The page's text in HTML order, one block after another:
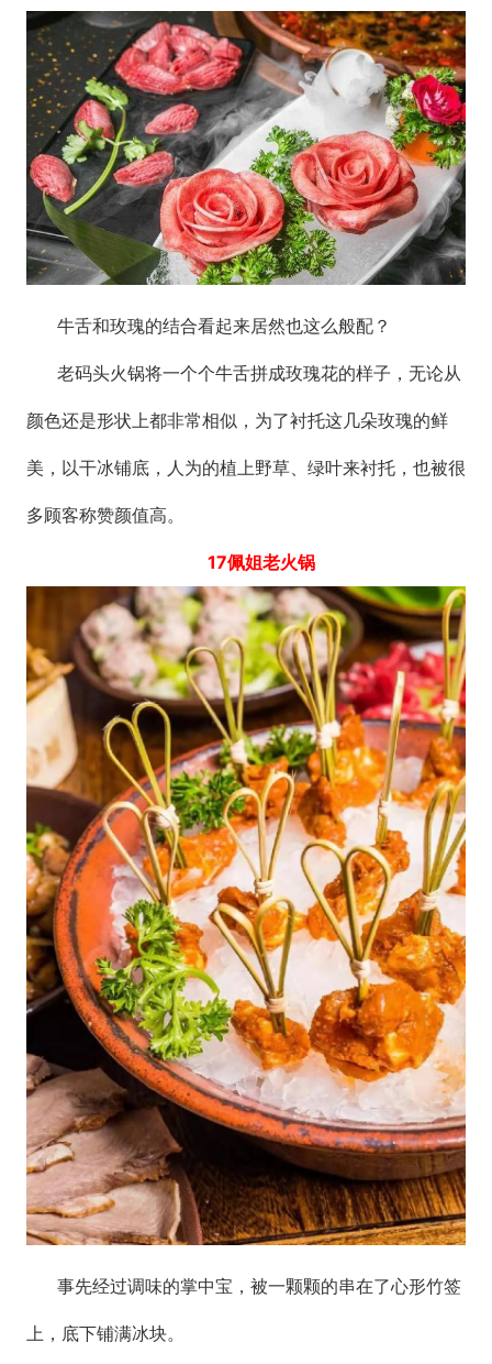
牛舌和玫瑰的结合看起来居然也这么般配？
老码头火锅将一个个牛舌拼成玫瑰花的样子，无论从
颜色还是形状上都非常相似，为了衬托这几朵玫瑰的鲜
美，以干冰铺底，人为的植上野草、绿叶来衬托，也被很
多顾客称赞颜值高。
17佩姐老火锅
事先经过调味的掌中宝，被一颗颗的串在了心形竹签
上，底下铺满冰块。